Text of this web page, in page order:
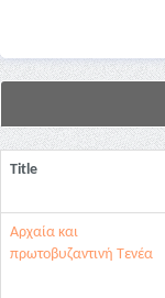
Title
Αρχαία και
πρωτοβυζαντινή Τενέα